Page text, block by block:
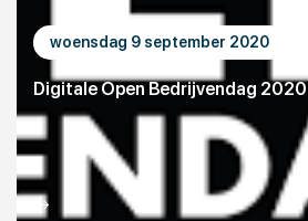
woensdag 9 september 2020
Digitale Open Bedrijvendag 2020